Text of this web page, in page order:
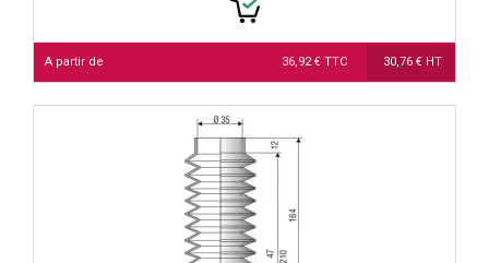
A partir de 36,92 € TTC 30,76 € HT